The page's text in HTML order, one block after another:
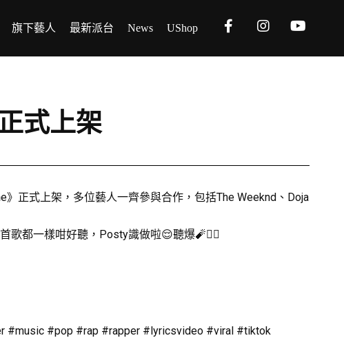
旗下藝人 最新派台 News UShop
式上架
正式上架，多位藝人一齊參與合作，包括The Weeknd、Doja
歌都一樣咁好聽，Posty識做啦😌聽爆🧨❤️‍🔥
#music #pop #rap #rapper #lyricsvideo #viral #tiktok